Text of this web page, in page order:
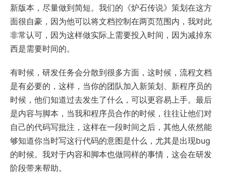
新版本，尽量做到简短。我们的《炉石传说》策划在这方
面很自豪，因为他可以将文档控制在两页范围内，我对此
非常认可，因为这样做实际上需要投入时间，因为减掉东
西是需要时间的。
有时候，研发任务会分散到很多方面，这时候，流程文档
是有必要的，这样，当你的团队加入新策划、新程序员的
时候，他们知道过去发生了什么，可以更容易上手。最后
是内容与脚本，当我和程序员合作的时候，往往让他们对
自己的代码写批注，这样在一段时间之后，其他人依然能
够知道你当时写这行代码的意图是什么，尤其是出现bug
的时候。我对于内容和脚本也做同样的事情，这会在研发
阶段带来帮助。